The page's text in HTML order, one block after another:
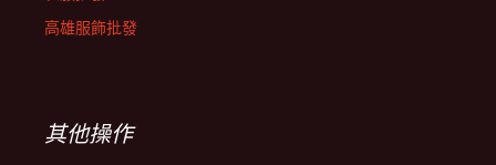
高雄服飾批發
其他操作